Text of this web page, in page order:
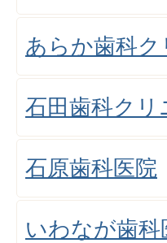
あらか歯科ク
石田歯科クリ
石原歯科医院
いわなが歯科